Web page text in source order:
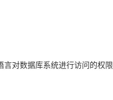
对数据库系统进行访问的权限